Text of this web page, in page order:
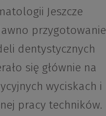
Jeszcze
przygotowanie
dentystycznych
się głównie na
wyciskach i
pracy techników.